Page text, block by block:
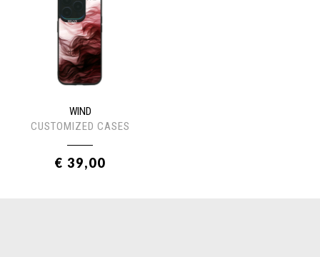
WIND
CUSTOMIZED CASES
€ 39,00